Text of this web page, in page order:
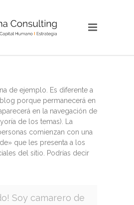
de ejemplo. Es diferente a
porque permanecerá en
en la navegación de
de los temas). La
comienzan con una
que les presenta a los
del sitio. Podrías decir
Soy camarero de